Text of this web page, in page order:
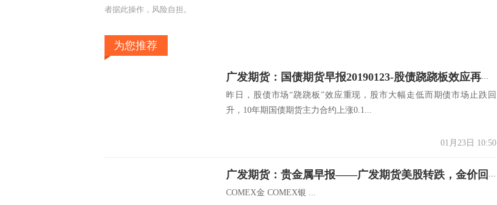
者据此操作，风险自担。
为您推荐
广发期货：国债期货早报20190123-股债跷跷板效应再现，期债止跌回升
昨日，股债市场“跷跷板”效应重现，股市大幅走低而期债市场止跌回
升，10年期国债期货主力合约上涨0.1...
01月23日 10:50
广发期货：贵金属早报——广发期货美股转跌，金价回暖
COMEX金 COMEX银 ...